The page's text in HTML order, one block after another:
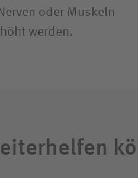
oder Muskeln
werden.